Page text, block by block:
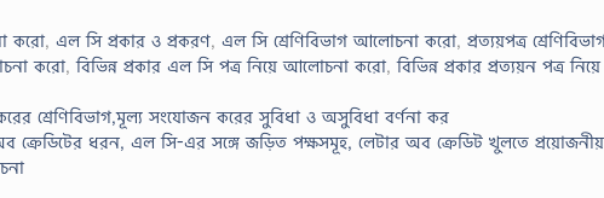
করো,এল সি প্রকার ও প্রকরণ,এল সি শ্রেণিবিভাগ আলোচনা করো,প্রত্যয়পত্র
করো,বিভিন্ন প্রকার এল সি পত্র নিয়ে আলোচনা করো,বিভিন্ন প্রকার প্রত্যয়ন পত্র
শ্রেণিবিভাগ,মূল্য সংযোজন করের সুবিধা ও অসুবিধা বর্ণনা কর
ক্রেডিটের ধরন, এল সি-এর সঙ্গে জড়িত পক্ষসমূহ, লেটার অব ক্রেডিট খুলতে প্রয়োজনীয়